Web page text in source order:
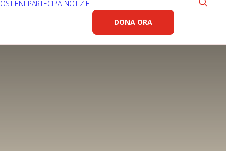
PARTECIPA NOTIZIE
DONA ORA